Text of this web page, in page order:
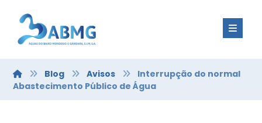
Blog Avisos
Interrupção do normal
Abastecimento Público de Água